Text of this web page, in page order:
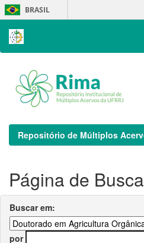
Skip
navigation
BRASIL
Repositório de Múltiplos
Página de Busca
Buscar em:
por